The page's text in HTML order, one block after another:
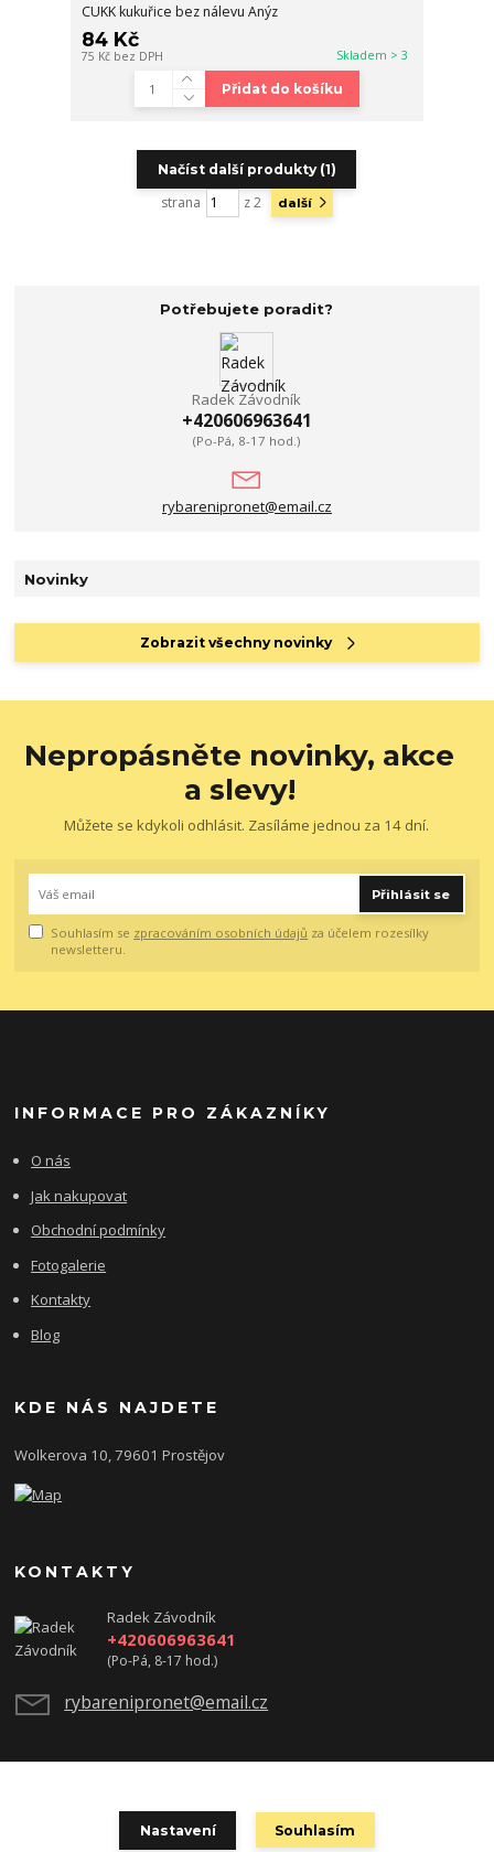
CUKK kukuřice bez nálevu Anýz
84 Kč
75 Kč bez DPH Skladem > 3
Přidat do košíku
Načíst další produkty (1)
strana z 2 další
Potřebujete poradit?
Radek Závodník
+420606963641
(Po-Pá, 8-17 hod.)
rybarenipronet@email.cz
Novinky
Zobrazit všechny novinky
Nepropásněte novinky, akce
a slevy!
Můžete se kdykoli odhlásit. Zasíláme jednou za 14 dní.
Přihlásit se
Souhlasím se zpracováním osobních údajů za účelem rozesílky
newsletteru.
INFORMACE PRO ZÁKAZNÍKY
O nás
Jak nakupovat
Obchodní podmínky
Fotogalerie
Kontakty
Blog
KDE NÁS NAJDETE
Wolkerova 10, 79601 Prostějov
KONTAKTY
Radek Závodník
+420606963641
(Po-Pá, 8-17 hod.)
rybarenipronet@email.cz
Nastavení Souhlasím